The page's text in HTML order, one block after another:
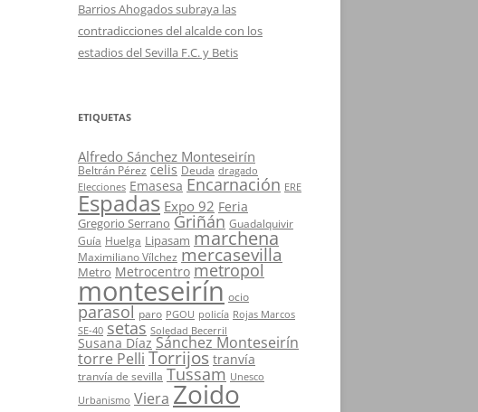
Barrios Ahogados subraya las
contradicciones del alcalde con los
estadios del Sevilla F.C. y Betis
ETIQUETAS
Alfredo Sánchez Monteseirín
Beltrán Pérez celis Deuda dragado
Elecciones Emasesa Encarnación ERE
Espadas Expo 92 Feria
Gregorio Serrano Griñán Guadalquivir
Guía Huelga Lipasam marchena
Maximiliano Vílchez mercasevilla
Metro Metrocentro metropol
monteseirín ocio
parasol paro PGOU policía Rojas Marcos
SE-40 setas Soledad Becerril
Susana Díaz Sánchez Monteseirín
torre Pelli Torrijos tranvía
tranvía de sevilla Tussam Unesco
Urbanismo Viera Zoido